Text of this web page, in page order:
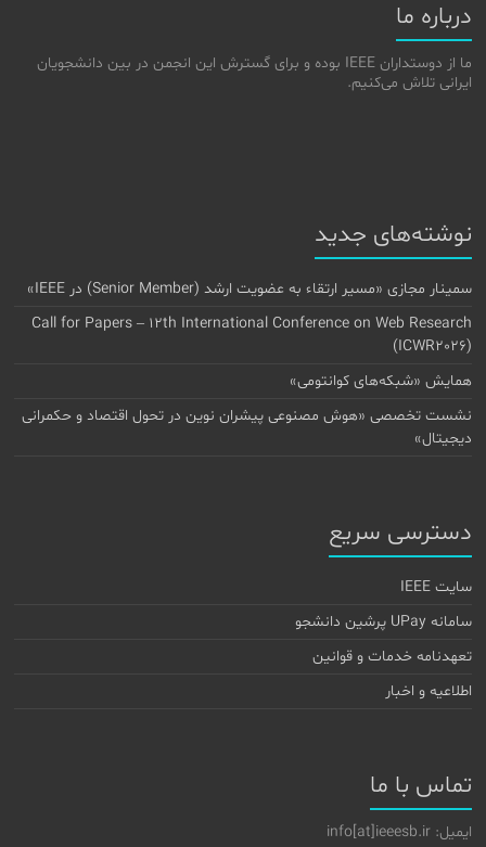
درباره ما
ما از دوستداران IEEE بوده و برای گسترش این انجمن در بین دانشجویان
ایرانی تلاش می‌کنیم.
نوشته‌های جدید
سمینار مجازی «مسیر ارتقاء به عضویت ارشد (Senior Member) در IEEE»
Call for Papers – 12th International Conference on Web Research
(ICWR2026)
همایش «شبکه‌های کوانتومی»
نشست تخصصی «هوش مصنوعی پیشران نوین در تحول اقتصاد و حکمرانی
دیجیتال»
دسترسی سریع
سایت IEEE
سامانه UPay پرشین دانشجو
تعهدنامه خدمات و قوانین
اطلاعیه و اخبار
تماس با ما
ایمیل: info[at]ieeesb.ir